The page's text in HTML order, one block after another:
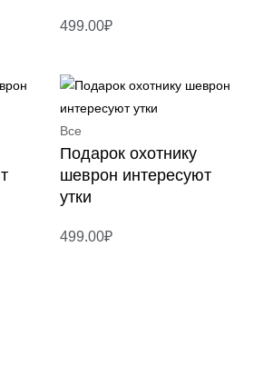
499.00₽
Все
Подарок охотнику
шеврон интересуют
утки
499.00₽